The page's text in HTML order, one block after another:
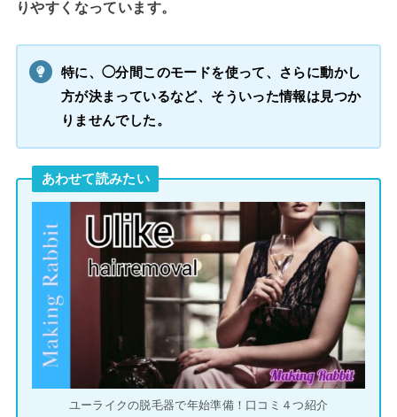
りやすくなっています。
特に、◯分間このモードを使って、さらに動かし
方が決まっているなど、そういった情報は見つか
りませんでした。
あわせて読みたい
ユーライクの脱毛器で年始準備！口コミ４つ紹介